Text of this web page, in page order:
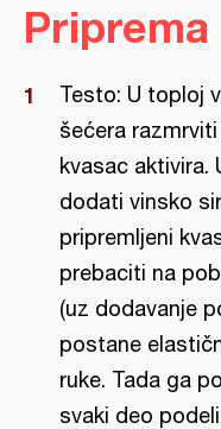
Priprema
Testo: U toploj
šećera
kvasac aktivira.
dodati vinsko
pripremljeni
prebaciti na
(uz dodavanje
postane
ruke. Tada ga
svaki deo